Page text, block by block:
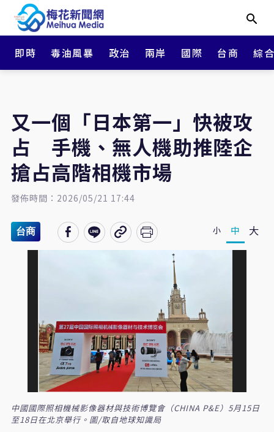
即時 毒油風暴 政治 兩岸 國際 台商 綜
又一個「日本第一」快被攻
占 手機、無人機助推陸企
搶占高階相機市場
發佈時間：2026/05/21 17:44
台商 小 中 大
中國國際照相機械影像器材與技術博覽會（CHINA P&E）5月15日
至18日在北京舉行。圖/取自地球知識局